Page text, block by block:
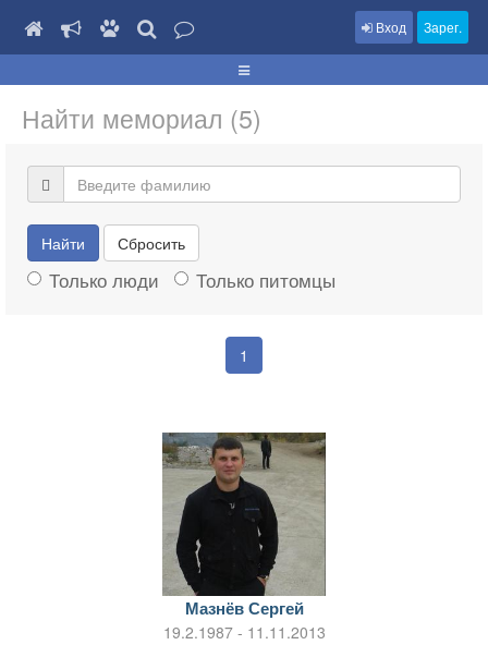
Вход Зарег.
Найти мемориал (5)
Найти Сбросить
Только люди Только питомцы
1
Мазнёв Сергей
19.2.1987 - 11.11.2013